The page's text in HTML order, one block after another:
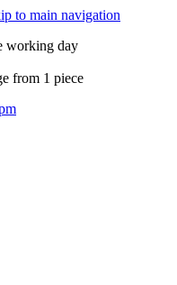
to main navigation
working day
from 1 piece